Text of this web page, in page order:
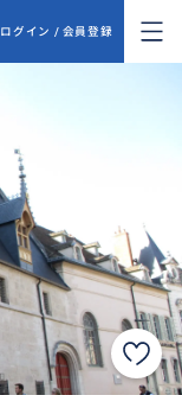
ログイン / 会員登録